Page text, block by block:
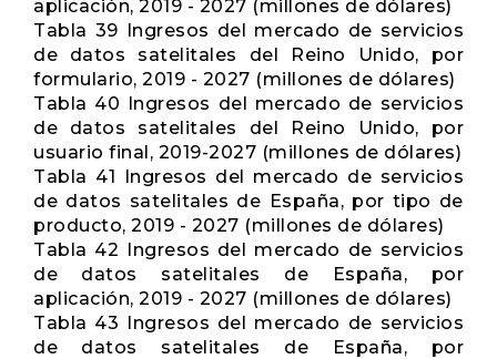
aplicación, 2019 - 2027 (millones de dólares)
Tabla 39 Ingresos del mercado de servicios
de datos satelitales del Reino Unido, por
formulario, 2019 - 2027 (millones de dólares)
Tabla 40 Ingresos del mercado de servicios
de datos satelitales del Reino Unido, por
usuario final, 2019-2027 (millones de dólares)
Tabla 41 Ingresos del mercado de servicios
de datos satelitales de España, por tipo de
producto, 2019 - 2027 (millones de dólares)
Tabla 42 Ingresos del mercado de servicios
de datos satelitales de España, por
aplicación, 2019 - 2027 (millones de dólares)
Tabla 43 Ingresos del mercado de servicios
de datos satelitales de España, por